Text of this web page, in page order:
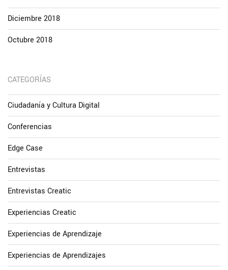
Diciembre 2018
Octubre 2018
CATEGORÍAS
Ciudadanía y Cultura Digital
Conferencias
Edge Case
Entrevistas
Entrevistas Creatic
Experiencias Creatic
Experiencias de Aprendizaje
Experiencias de Aprendizajes